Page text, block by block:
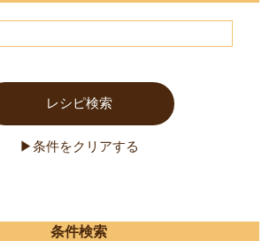
条件検索